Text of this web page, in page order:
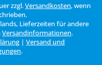
zzgl.Versandkosten, wenn
Lieferzeiten für andere
Versandinformationen.
| Versand und
.